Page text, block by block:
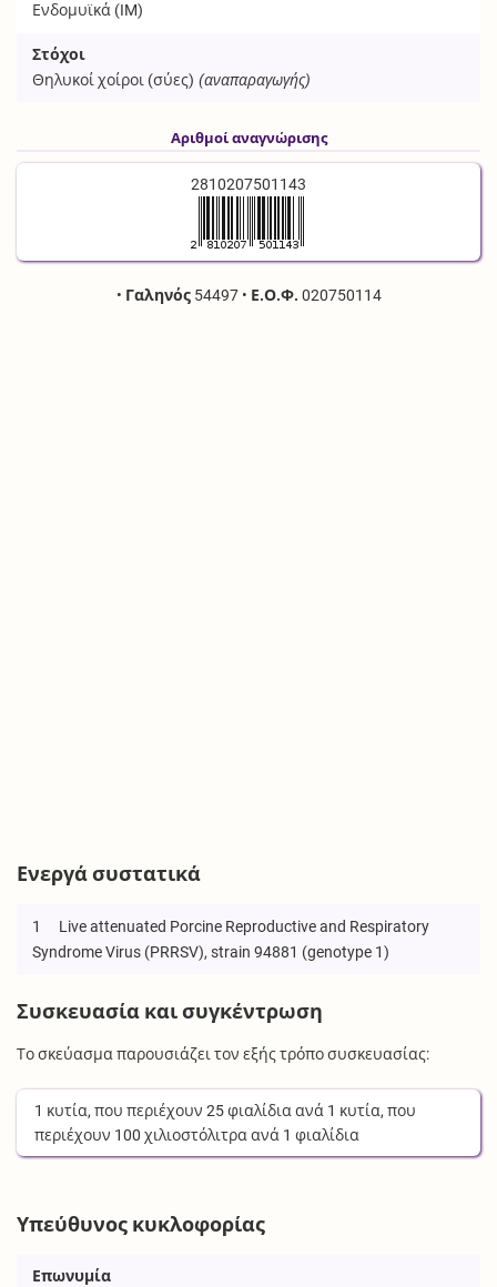
Ενδομυϊκά (IM)
Στόχοι
Θηλυκοί χοίροι (σύες) (αναπαραγωγής)
Αριθμοί αναγνώρισης
2810207501143
• Γαληνός54497 • Ε.Ο.Φ. 020750114
Ενεργά συστατικά
1
Live attenuated Porcine Reproductive and Respiratory
Syndrome Virus (PRRSV), strain 94881 (genotype 1)
Συσκευασία και συγκέντρωση
Το σκεύασμα παρουσιάζει τον εξής τρόπο συσκευασίας:
1 κυτία, που περιέχουν25φιαλίδια ανά 1 κυτία, που
περιέχουν 100 χιλιοστόλιτρα ανά 1 φιαλίδια
Υπεύθυνος κυκλοφορίας
Επωνυμία